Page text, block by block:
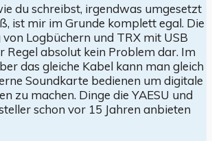
du schreibst, irgendwas umgesetzt
ist mir im Grunde komplett egal. Die
Logbüchern und TRX mit USB
Regel absolut kein Problem dar. Im
das gleiche Kabel kann man gleich
Soundkarte bedienen um digitale
zu machen. Dinge die YAESU und
schon vor 15 Jahren anbieten